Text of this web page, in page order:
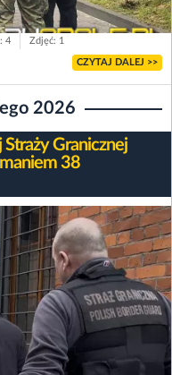
4 Zdjęć: 1
CZYTAJ DALEJ >>
2026
Straży Granicznej
38